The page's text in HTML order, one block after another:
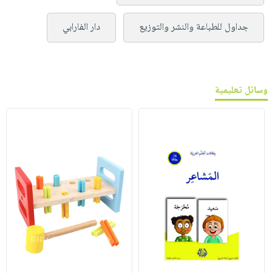
جداول للطباعة والنشر والتوزيع دار الفارابي
وسائل تعليمية